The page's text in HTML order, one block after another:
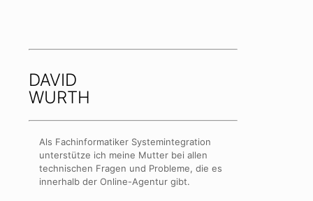
DAVID
WURTH
Als Fachinformatiker Systemintegration
unterstütze ich meine Mutter bei allen
technischen Fragen und Probleme, die es
innerhalb der Online-Agentur gibt.